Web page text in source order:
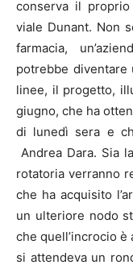
conserva il
viale Dunant. Non
farmacia,
potrebbe diventare
linee, il progetto,
giugno, che ha
di lunedì sera e
Andrea Dara. Sia
rotatoria verranno
che ha acquisito
un ulteriore nodo
che quell’incrocio
si attendeva un